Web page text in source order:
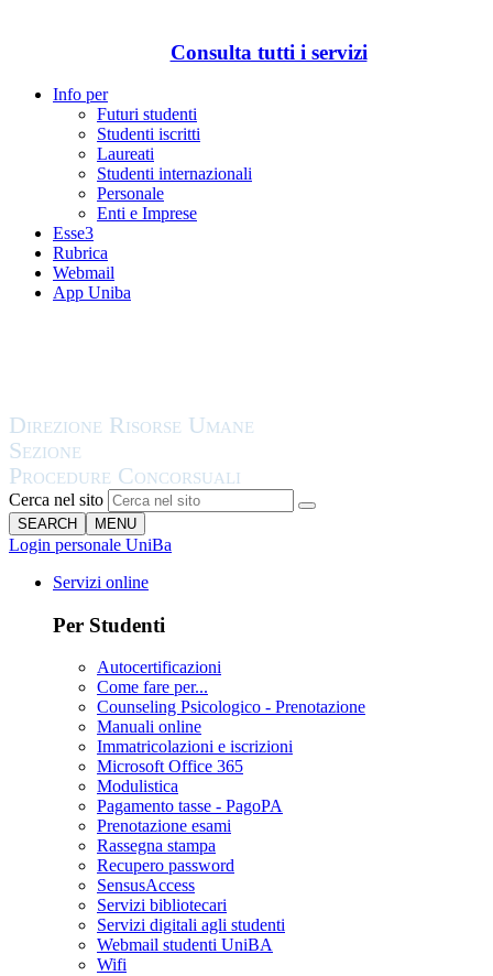
Consulta tutti i servizi
Info per
Futuri studenti
Studenti iscritti
Laureati
Studenti internazionali
Personale
Enti e Imprese
Esse3
Rubrica
Webmail
App Uniba
Cerca nel sito
SEARCH MENU
Login personale UniBa
Servizi online
Per Studenti
Autocertificazioni
Come fare per...
Counseling Psicologico - Prenotazione
Manuali online
Immatricolazioni e iscrizioni
Microsoft Office 365
Modulistica
Pagamento tasse - PagoPA
Prenotazione esami
Rassegna stampa
Recupero password
SensusAccess
Servizi bibliotecari
Servizi digitali agli studenti
Webmail studenti UniBA
Wifi